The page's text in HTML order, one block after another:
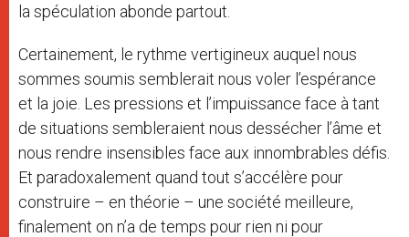
la spéculation abonde partout.
Certainement, le rythme vertigineux auquel nous
sommes soumis semblerait nous voler l’espérance
et la joie. Les pressions et l’impuissance face à tant
de situations sembleraient nous dessécher l’âme et
nous rendre insensibles face aux innombrables défis.
Et paradoxalement quand tout s’accélère pour
construire – en théorie – une société meilleure,
finalement on n’a de temps pour rien ni pour